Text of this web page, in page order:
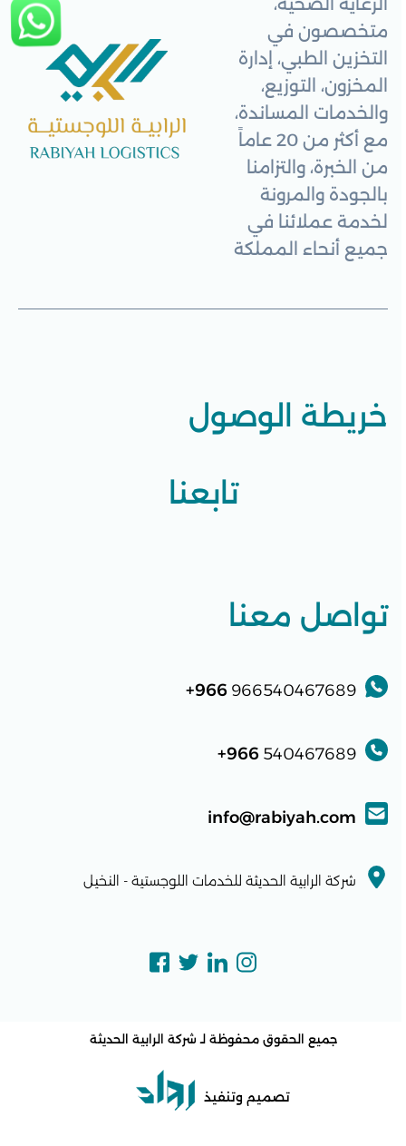
متخصصون في
التخزين الطبي، إدارة
المخزون، التوزيع،
والخدمات المساندة،
مع أكثر من 20 عاماً
من الخبرة، والتزامنا
بالجودة والمرونة
لخدمة عملائنا في
جميع أنحاء المملكة
تواصل معنا
966540467689
966+
540467689
966+
info@rabiyah.com
شركة الرابية الحديثة للخدمات اللوجستية - النخيل
تابعنا
خريطة الوصول
جميع الحقوق محفوظة لـشركة الرابية الحديثة
تصميم وتنفيذ